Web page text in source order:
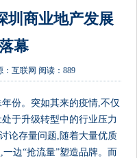
圳商业地产发展
幕
：互联网 阅读：889
份。突如其来的疫情,不仅
于升级转型中的行业压力
论存量问题,随着大量优质
边“抢流量”塑造品牌。而